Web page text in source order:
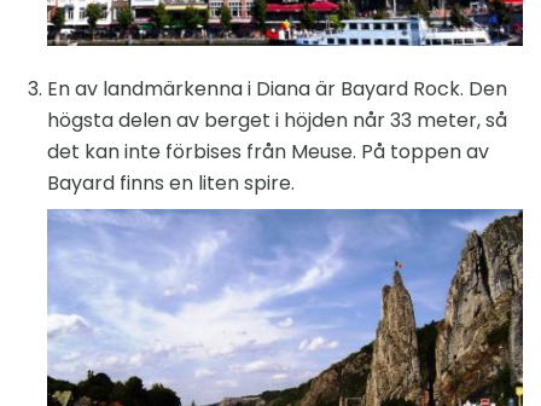
En av landmärkenna i Diana är Bayard Rock. Den
högsta delen av berget i höjden når 33 meter, så
det kan inte förbises från Meuse. På toppen av
Bayard finns en liten spire.